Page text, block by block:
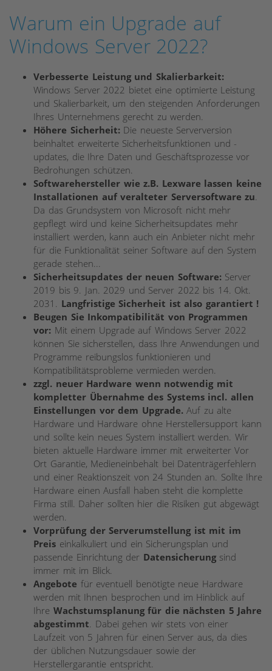
Warum ein Upgrade auf
Windows Server 2022?
Verbesserte Leistung und Skalierbarkeit:
Windows Server 2022 bietet eine optimierte Leistung
und Skalierbarkeit, um den steigenden Anforderungen
Ihres Unternehmens gerecht zu werden.
Höhere Sicherheit:Die neueste Serverversion
beinhaltet erweiterte Sicherheitsfunktionen und -
updates, die Ihre Daten und Geschäftsprozesse vor
Bedrohungen schützen.
Softwarehersteller wie z.B. Lexware lassen keine
Installationen auf veralteter Serversoftware zu.
Da das Grundsystem von Microsoft nicht mehr
gepflegt wird und keine Sicherheitsupdates mehr
installiert werden, kann auch ein Anbieter nicht mehr
für die Funktionalität seiner Software auf den System
gerade stehen...
Sicherheitsupdates der neuen Software: Server
2019 bis 9. Jan. 2029 und Server 2022 bis 14. Okt.
2031. Langfristige Sicherheit ist also garantiert !
Beugen Sie Inkompatibilität von Programmen
vor: Mit einem Upgrade auf Windows Server 2022
können Sie sicherstellen, dass Ihre Anwendungen und
Programme reibungslos funktionieren und
Kompatibilitätsprobleme vermieden werden.
zzgl. neuer Hardware wenn notwendig mit
kompletter Übernahme des Systems incl. allen
Einstellungen vor dem Upgrade. Auf zu alte
Hardware und Hardware ohne Herstellersupport kann
und sollte kein neues System installiert werden. Wir
bieten aktuelle Hardware immer mit erweiterter Vor
Ort Garantie, Medieneinbehalt bei Datenträgerfehlern
und einer Reaktionszeit von 24 Stunden an. Sollte Ihre
Hardware einen Ausfall haben steht die komplette
Firma still. Daher sollten hier die Risiken gut abgewägt
werden.
Vorprüfung der Serverumstellung ist mit im
Preis einkalkuliert und ein Sicherungsplan und
passende Einrichtung der Datensicherungsind
immer mit im Blick.
Angebote für eventuell benötigte neue Hardware
werden mit Ihnen besprochen und im Hinblick auf
Ihre Wachstumsplanung für die nächsten 5 Jahre
abgestimmt. Dabei gehen wir stets von einer
Laufzeit von 5 Jahren für einen Server aus, da dies
der üblichen Nutzungsdauer sowie der
Herstellergarantie entspricht.